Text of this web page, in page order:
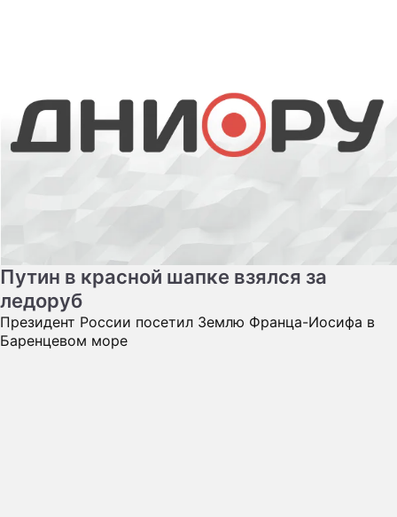
Путин в красной шапке взялся за
ледоруб
Президент России посетил Землю Франца-Иосифа в
Баренцевом море